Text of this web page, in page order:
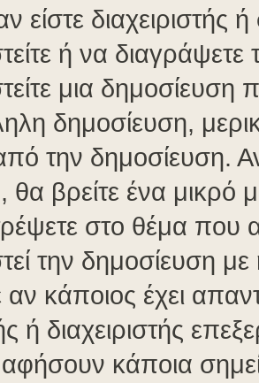
είστε διαχειριστής
ή να
μια δημοσίευση
δημοσίευση,
την δημοσίευση.
θα βρείτε ένα
στο θέμα που
την δημοσίευση
αν κάποιος έχει
ή διαχειριστής
κάποια